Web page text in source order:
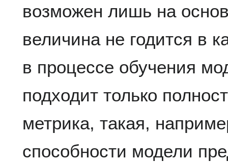
возможен лишь на
величина не годится в
в процессе обучения
подходит только
метрика, такая,
способности модели